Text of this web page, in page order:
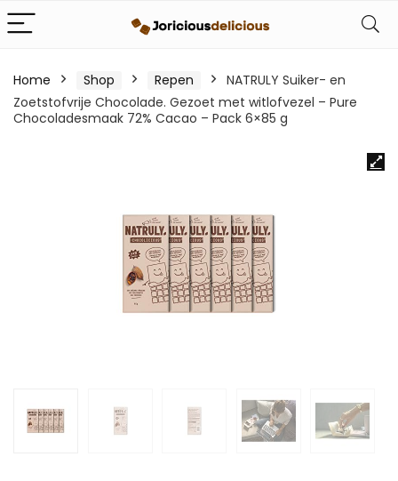
Home Shop Repen
NATRULY Suiker- en
Zoetstofvrije Chocolade. Gezoet met witlofvezel – Pure
Chocoladesmaak 72% Cacao – Pack 6×85 g